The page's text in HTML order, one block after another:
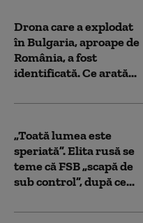
Drona care a explodat
în Bulgaria, aproape de
România, a fost
identificată. Ce arată...
„Toată lumea este
speriată”. Elita rusă se
teme că FSB „scapă de
sub control”, după ce...